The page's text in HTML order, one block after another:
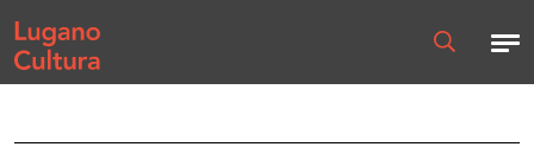
Home page